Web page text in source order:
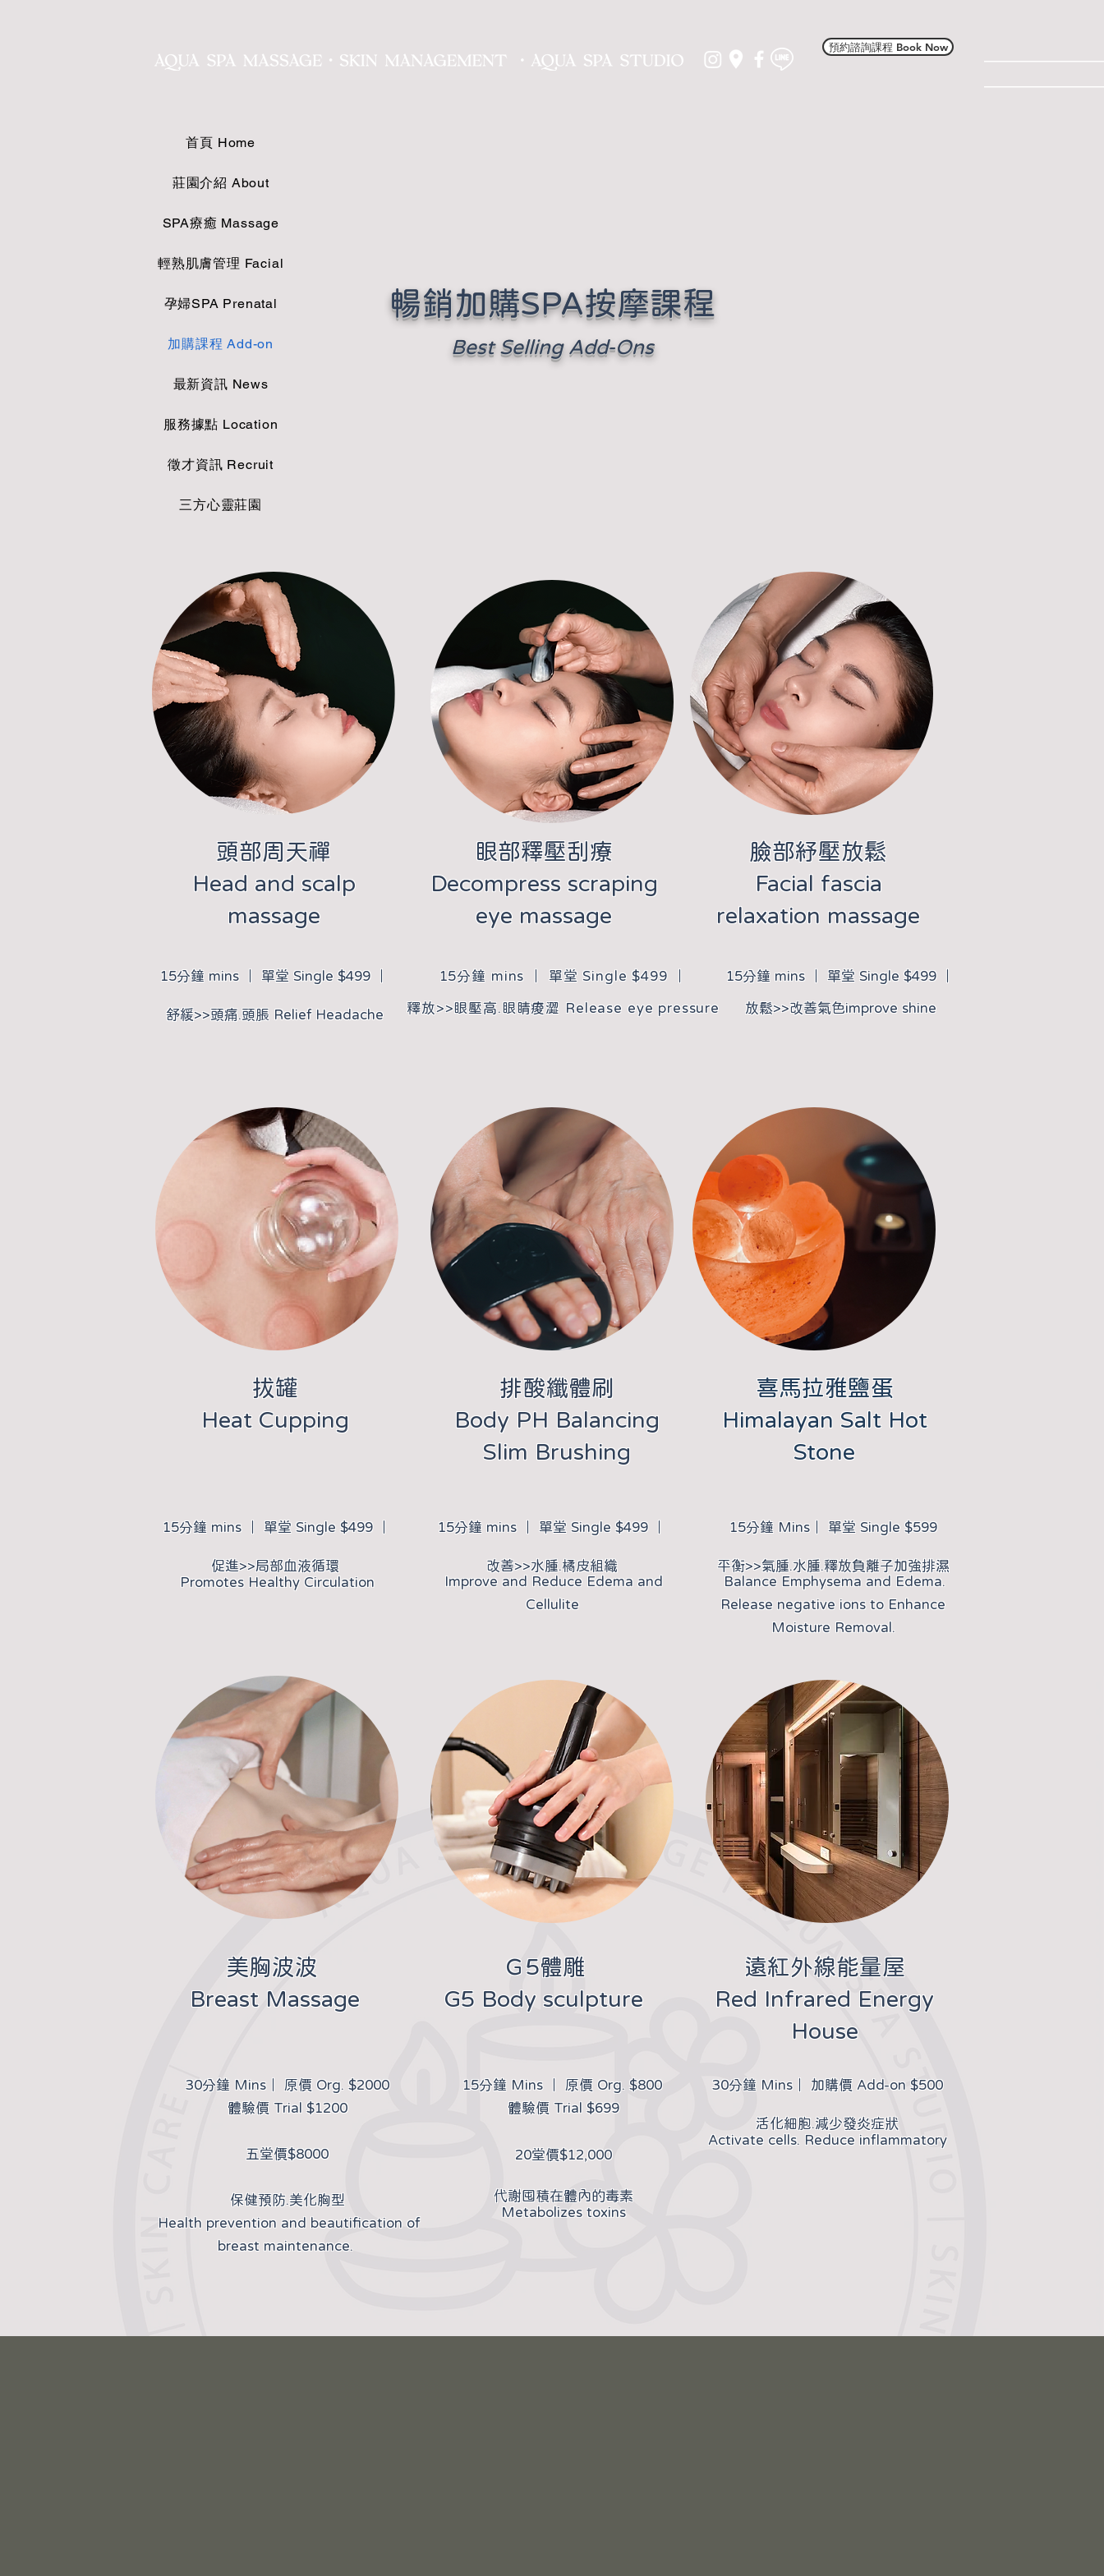
預約諮詢課程 Book Now
首頁 Home
莊園介紹 About
SPA療癒 Massage
輕熟肌膚管理 Facial
孕婦SPA Prenatal
加購課程 Add-on
最新資訊 News
服務據點 Location
徵才資訊 Recruit
三方心靈莊園
​暢銷加購SPA按摩課程
Best Selling Add-Ons
​頭部周天禪
Head and scalp
massage
​眼部釋壓刮療
Decompress scraping
eye massage
​臉部紓壓放鬆
Facial fascia
relaxation massage
15分鐘 mins ｜ 單堂 Single $499 ｜
​舒緩>>頭痛.頭脹 Relief Headache
15分鐘 mins ｜ 單堂 Single $499 ｜
​釋放>>眼壓高.眼睛痠澀 Release eye pressure
15分鐘 mins ｜ 單堂 Single $499 ｜
​放鬆>>改善氣色improve shine
​拔罐
Heat Cupping
​排酸纖體刷
Body PH Balancing
Slim Brushing
​喜馬拉雅鹽蛋
Himalayan Salt Hot
Stone
15分鐘 mins ｜ 單堂 Single $499 ｜
​促進>>局部血液循環
Promotes Healthy Circulation
15分鐘 mins ｜ 單堂 Single $499 ｜
改善>>水腫.橘皮組織
Improve and Reduce Edema and
Cellulite
15分鐘 Mins｜ 單堂 Single $599
​平衡>>氣腫.水腫.釋放負離子加強排濕
Balance Emphysema and Edema.
Release negative ions to Enhance
Moisture Removal.
​美胸波波
Breast Massage
​Ｇ5體雕
G5 Body sculpture
​遠紅外線能量屋
Red Infrared Energy
House
30分鐘 Mins｜ 原價 Org. $2000
體驗價 Trial $1200
​五堂價$8000
​保健預防.美化胸型
Health prevention and beautification of
breast maintenance.
15分鐘 Mins ｜ 原價 Org. $800
體驗價 Trial $699
20堂價$12,000​
代謝囤積在體內的毒素
Metabolizes toxins
30分鐘 Mins｜ 加購價 Add-on $500
​活化細胞.減少發炎症狀
Activate cells. Reduce inflammatory